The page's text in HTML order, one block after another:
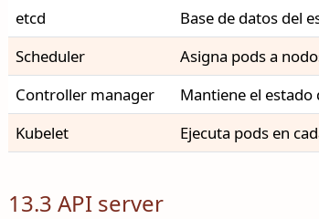
etcd
Base de datos del
Scheduler
Asigna pods a
Controller manager
Mantiene el estado
Kubelet
Ejecuta pods en
13.3 API server